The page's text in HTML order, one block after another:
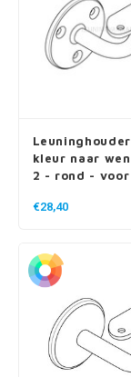
kleur naar
2 - rond -
€28,40